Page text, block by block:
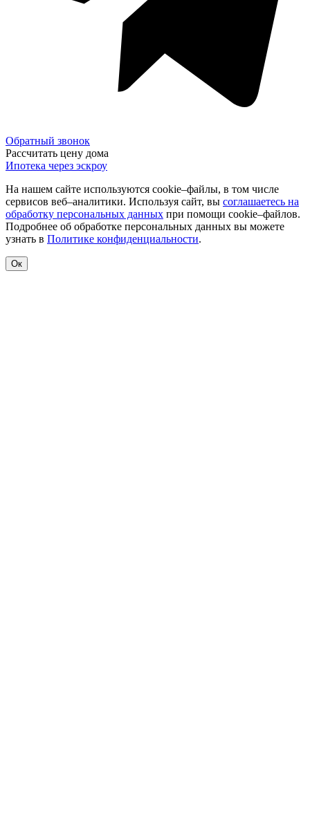
Обратный звонок
Рассчитать цену дома
Ипотека через эскроу
На нашем сайте используются cookie–файлы, в том числе
сервисов веб–аналитики. Используя сайт, вы соглашаетесь на
обработку персональных данных при помощи cookie–файлов.
Подробнее об обработке персональных данных вы можете
узнать в Политике конфиденциальности.
Ок